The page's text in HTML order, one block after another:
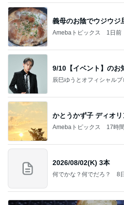
義母のお陰でウジウジ
Amebaトピックス 1日前
9/10【イベント】のお
辰巳ゆうとオフィシャルブ
かとうかず子 ディオ
Amebaトピックス 17時
2026/08/02(K) 3本
何でかな？何でだろ？ 8